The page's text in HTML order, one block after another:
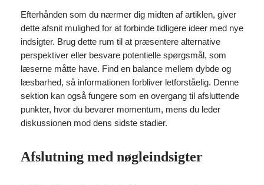
Efterhånden som du nærmer dig midten af artiklen, giver
dette afsnit mulighed for at forbinde tidligere ideer med nye
indsigter. Brug dette rum til at præsentere alternative
perspektiver eller besvare potentielle spørgsmål, som
læserne måtte have. Find en balance mellem dybde og
læsbarhed, så informationen forbliver letforståelig. Denne
sektion kan også fungere som en overgang til afsluttende
punkter, hvor du bevarer momentum, mens du leder
diskussionen mod dens sidste stadier.
Afslutning med nøgleindsigter